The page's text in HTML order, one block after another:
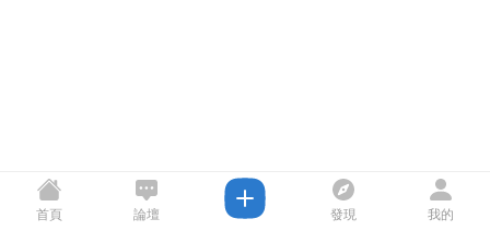
首頁 論壇 發現 我的